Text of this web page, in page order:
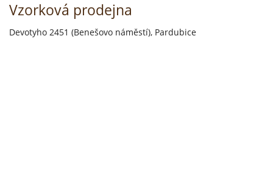
SORTIMENT
Vzorková prodejna
Devotyho 2451 (Benešovo náměstí), Pardubice